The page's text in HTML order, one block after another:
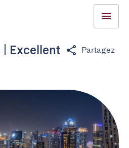
| Excellent
Partagez